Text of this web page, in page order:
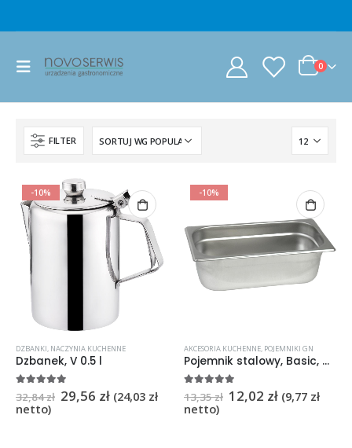
0
FILTER
-10%
DZBANKI, NACZYNIA KUCHENNE
Dzbanek, V 0.5 l
32,84zł 29,56 zł (24,03 zł
netto)
-10%
AKCESORIA KUCHENNE, POJEMNIKI GN
Pojemnik stalowy, Basic, GN 1/3, H 65 mm
13,35zł 12,02 zł (9,77 zł
netto)